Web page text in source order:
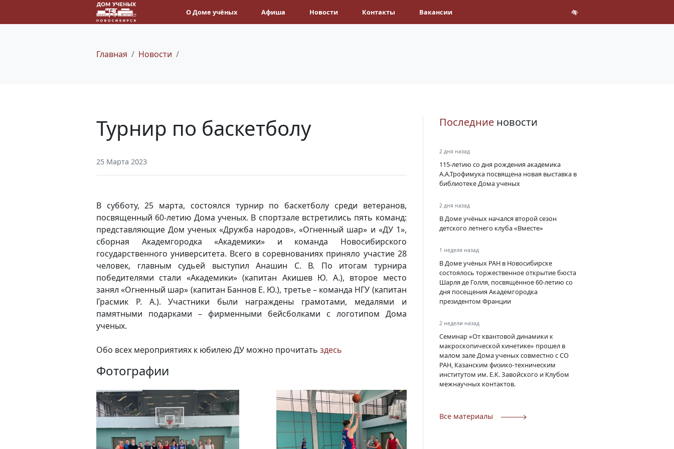
О Доме учёных Афиша Новости Контакты Вакансии
Главная Новости
Турнир по баскетболу
25 Марта 2023
В субботу, 25 марта, состоялся турнир по баскетболу среди ветеранов,
посвященный 60-летию Дома ученых. В спортзале встретились пять команд:
представляющие Дом ученых «Дружба народов», «Огненный шар» и «ДУ 1»,
сборная Академгородка «Академики» и команда Новосибирского
государственного университета. Всего в соревнованиях приняло участие 28
человек, главным судьей выступил Анашин С. В. По итогам турнира
победителями стали «Академики» (капитан Акишев Ю. А.), второе место
занял «Огненный шар» (капитан Баннов Е. Ю.), третье – команда НГУ (капитан
Грасмик Р. А.). Участники были награждены грамотами, медалями и
памятными подарками – фирменными бейсболками с логотипом Дома
ученых.
Обо всех мероприятиях к юбилею ДУ можно прочитать здесь
Фотографии
Последние новости
2 дня назад
115-летию со дня рождения академика
А.А.Трофимука посвящена новая выставка в
библиотеке Дома ученых
2 дня назад
В Доме учёных начался второй сезон
детского летнего клуба «Вместе»
1 неделя назад
В Доме учёных РАН в Новосибирске
состоялось торжественное открытие бюста
Шарля де Голля, посвящённое 60-летию со
дня посещения Академгородка
президентом Франции
2 недели назад
Семинар «От квантовой динамики к
макроскопической кинетике» прошел в
малом зале Дома ученых совместно с СО
РАН, Казанским физико-техническим
институтом им. Е.К. Завойского и Клубом
межнаучных контактов.
Все материалы